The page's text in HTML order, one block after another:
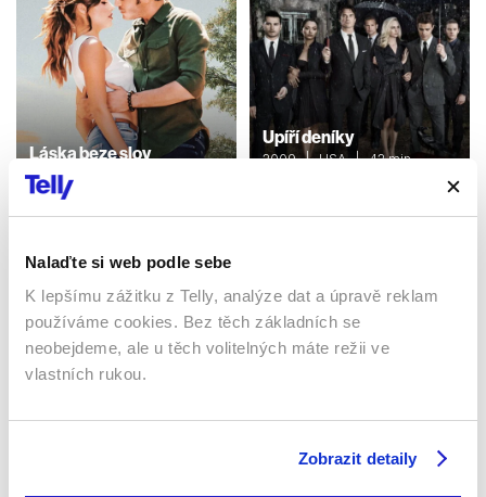
Nalaďte si web podle sebe
K lepšímu zážitku z Telly, analýze dat a úpravě reklam
používáme cookies. Bez těch základních se
neobejdeme, ale u těch volitelných máte režii ve
vlastních rukou.
Zobrazit detaily
Láska beze slov
2016 | Turecko | 120 min
Seriály / Komedie /
Upíří deníky
2009 | USA | 42 min
Sledujte kdekoliv až na 6 zařízeních
Sledovat internetovou televizi jde odkudkoliv